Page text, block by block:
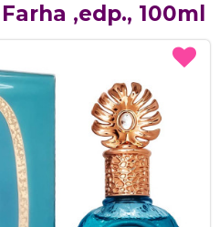
,edp., 100ml